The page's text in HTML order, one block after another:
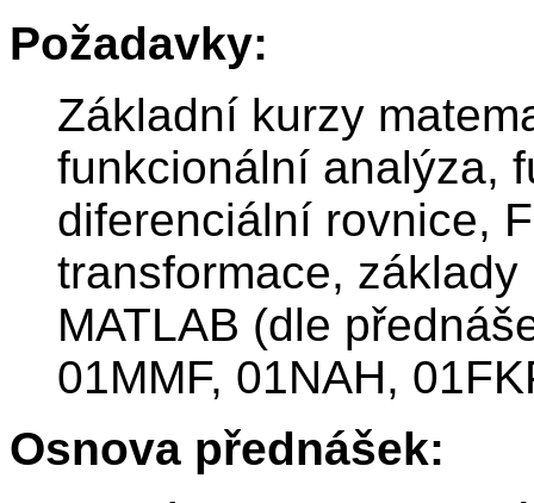
Požadavky:
Základní kurzy
funkcionální analýza,
diferenciální rovnice,
transformace,
MATLAB (dle
01MMF, 01NAH,
Osnova přednášek: